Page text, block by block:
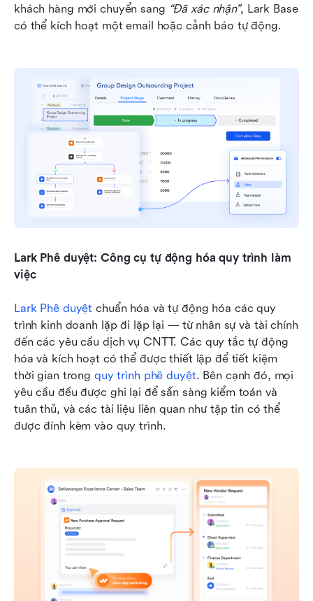
khách hàng mới chuyển sang “Đã xác nhận”, Lark Base
có thể kích hoạt một email hoặc cảnh báo tự động.
Lark Phê duyệt: Công cụ tự động hóa quy trình làm
việc
Lark Phê duyệt chuẩn hóa và tự động hóa các quy
trình kinh doanh lặp đi lặp lại — từ nhân sự và tài chính
đến các yêu cầu dịch vụ CNTT. Các quy tắc tự động
hóa và kích hoạt có thể được thiết lập để tiết kiệm
thời gian trong quy trình phê duyệt. Bên cạnh đó, mọi
yêu cầu đều được ghi lại để sẵn sàng kiểm toán và
tuân thủ, và các tài liệu liên quan như tập tin có thể
được đính kèm vào quy trình.